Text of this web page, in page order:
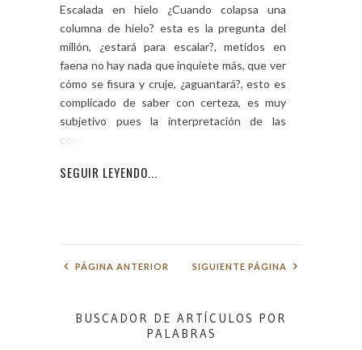
Escalada en hielo ¿Cuando colapsa una
columna de hielo? esta es la pregunta del
millón, ¿estará para escalar?, metidos en
faena no hay nada que inquiete más, que ver
cómo se fisura y cruje, ¿aguantará?, esto es
complicado de saber con certeza, es muy
subjetivo pues la interpretación de las
condiciones
SEGUIR LEYENDO...
SIGUIENTE PÁGINA
PÁGINA ANTERIOR
BUSCADOR DE ARTÍCULOS POR
PALABRAS